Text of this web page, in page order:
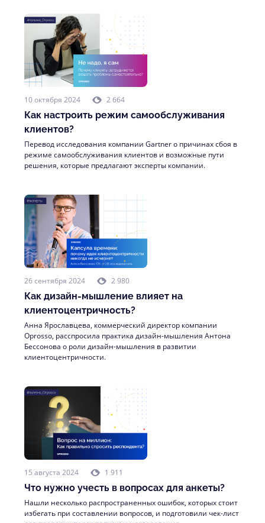
10 октября 2024 2 664
Как настроить режим самообслуживания
клиентов?
Перевод исследования компании Gartner о причинах сбоя в
режиме самообслуживания клиентов и возможные пути
решения, которые предлагают эксперты компании.
26 сентября 2024 2 980
Как дизайн-мышление влияет на
клиентоцентричность?
Анна Ярославцева, коммерческий директор компании
Oprosso, расспросила практика дизайн-мышления Антона
Бессонова о роли дизайн-мышления в развитии
клиентоцентричности.
15 августа 2024 1 911
Что нужно учесть в вопросах для анкеты?
Нашли несколько распространенных ошибок, которых стоит
избегать при составлении вопросов, и подготовили чек-лист